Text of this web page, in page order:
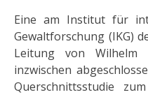
Eine am Institut für
Gewaltforschung (IKG)
Lei­tung von Wilhelm
inzwischen
Quer­schnittsstudie